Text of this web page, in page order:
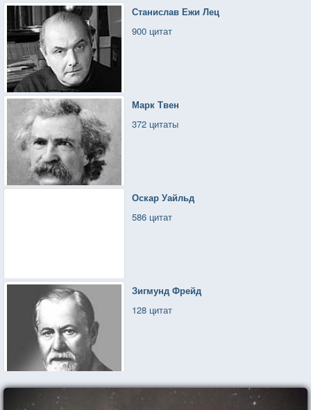
Станислав Ежи Лец
900 цитат
Марк Твен
372 цитаты
Оскар Уайльд
586 цитат
Зигмунд Фрейд
128 цитат